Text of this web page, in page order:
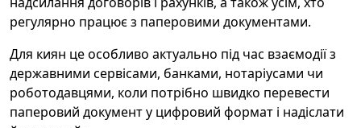
регулярно працює з паперовими документами.
Для киян це особливо актуально під час взаємодії з
державними сервісами, банками, нотаріусами чи
роботодавцями, коли потрібно швидко перевести
паперовий документ у цифровий формат і надіслати